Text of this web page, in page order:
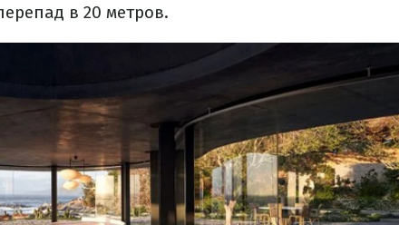
в 20 метров.